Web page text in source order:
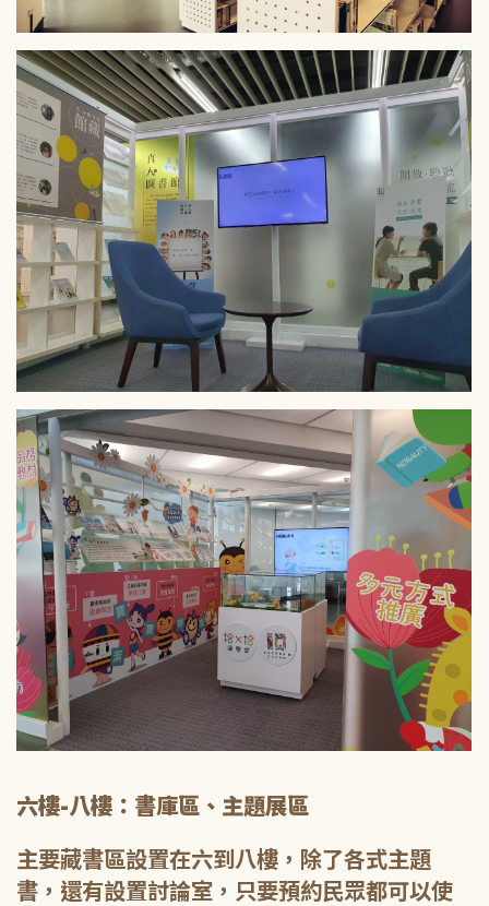
六樓-八樓：書庫區、主題展區
主要藏書區設置在六到八樓，除了各式主題
書，還有設置討論室，只要預約民眾都可以使